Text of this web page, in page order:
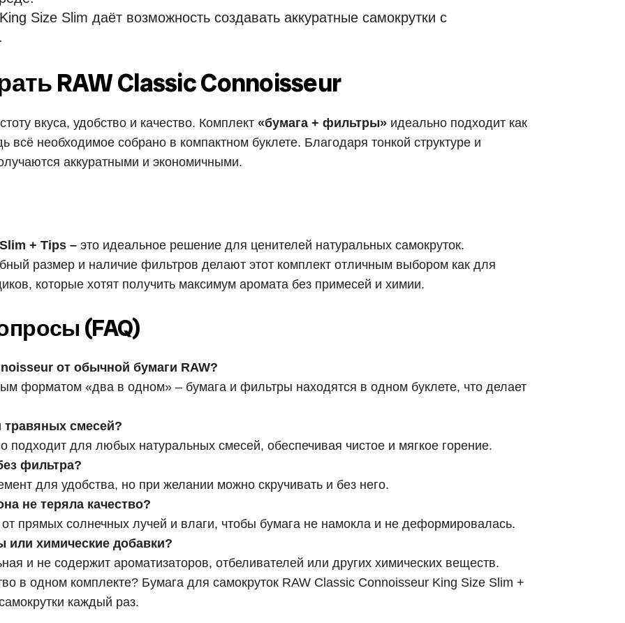
Size Slim даёт возможность создавать аккуратные самокрутки с
RAW Classic Connoisseur
вкуса, удобство и качество. Комплект «бумага + фильтры» идеально подходит как
всё необходимое собрано в компактном буклете. Благодаря тонкой структуре и
аккуратными и экономичными.
+ Tips – это идеальное решение для ценителей натуральных самокруток.
размер и наличие фильтров делают этот комплект отличным выбором как для
которые хотят получить максимум аромата без примесей и химии.
(FAQ)
от обычной бумаги RAW?
форматом «два в одном» – бумага и фильтры находятся в одном буклете, что делает
травяных смесей?
подходит для любых натуральных смесей, обеспечивая чистое и мягкое горение.
фильтра?
для удобства, но при желании можно скручивать и без него.
не теряла качество?
прямых солнечных лучей и влаги, чтобы бумага не намокла и не деформировалась.
или химические добавки?
и не содержит ароматизаторов, отбеливателей или других химических веществ.
в одном комплекте? Бумага для самокруток RAW Classic Connoisseur King Size Slim +
каждый раз.